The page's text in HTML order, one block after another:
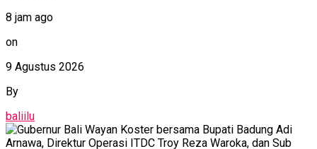
8 jam ago
on
9 Agustus 2026
By
baliilu